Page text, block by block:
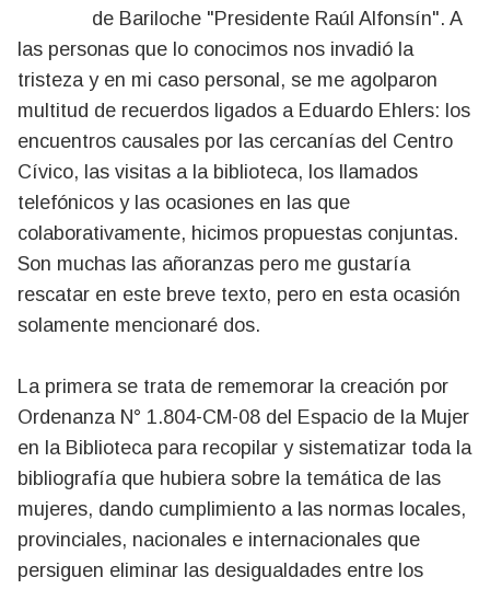
de Bariloche "Presidente Raúl Alfonsín". A
las personas que lo conocimos nos invadió la
tristeza y en mi caso personal, se me agolparon
multitud de recuerdos ligados a Eduardo Ehlers: los
encuentros causales por las cercanías del Centro
Cívico, las visitas a la biblioteca, los llamados
telefónicos y las ocasiones en las que
colaborativamente, hicimos propuestas conjuntas.
Son muchas las añoranzas pero me gustaría
rescatar en este breve texto, pero en esta ocasión
solamente mencionaré dos.
La primera se trata de rememorar la creación por
Ordenanza N° 1.804-CM-08 del Espacio de la Mujer
en la Biblioteca para recopilar y sistematizar toda la
bibliografía que hubiera sobre la temática de las
mujeres, dando cumplimiento a las normas locales,
provinciales, nacionales e internacionales que
persiguen eliminar las desigualdades entre los